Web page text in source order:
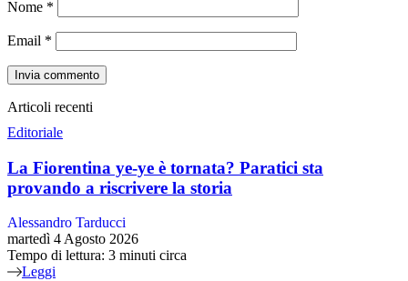
Nome *
Email *
Articoli recenti
Editoriale
La Fiorentina ye-ye è tornata? Paratici sta
provando a riscrivere la storia
Alessandro Tarducci
martedì 4 Agosto 2026
Tempo di lettura: 3 minuti circa
Leggi